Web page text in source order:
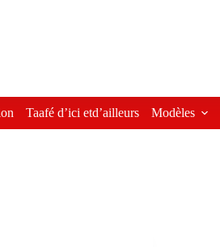
Taafé d’ici etd’ailleurs Modèles